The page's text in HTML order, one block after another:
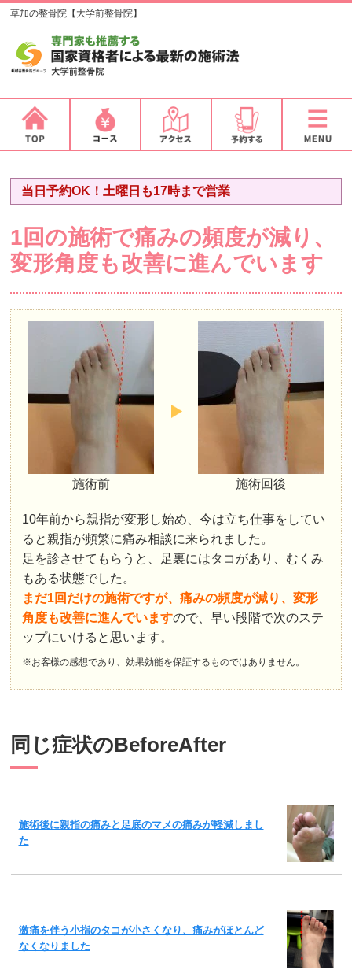
草加の整骨院【大学前整骨院】
当日予約OK！土曜日も17時まで営業
1回の施術で痛みの頻度が減り、
変形角度も改善に進んでいます
施術前 施術回後
10年前から親指が変形し始め、今は立ち仕事をしてい
ると親指が頻繁に痛み相談に来られました。
足を診させてもらうと、足裏にはタコがあり、むくみ
もある状態でした。
まだ1回だけの施術ですが、痛みの頻度が減り、変形
角度も改善に進んでいますので、早い段階で次のステ
ップにいけると思います。
※お客様の感想であり、効果効能を保証するものではありません。
同じ症状のBeforeAfter
施術後に親指の痛みと足底のマメの痛みが軽減しまし
た
激痛を伴う小指のタコが小さくなり、痛みがほとんど
なくなりました